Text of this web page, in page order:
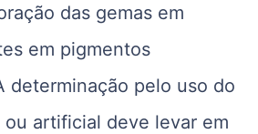
das gemas em
em pigmentos
determinação pelo uso do
artificial deve levar em